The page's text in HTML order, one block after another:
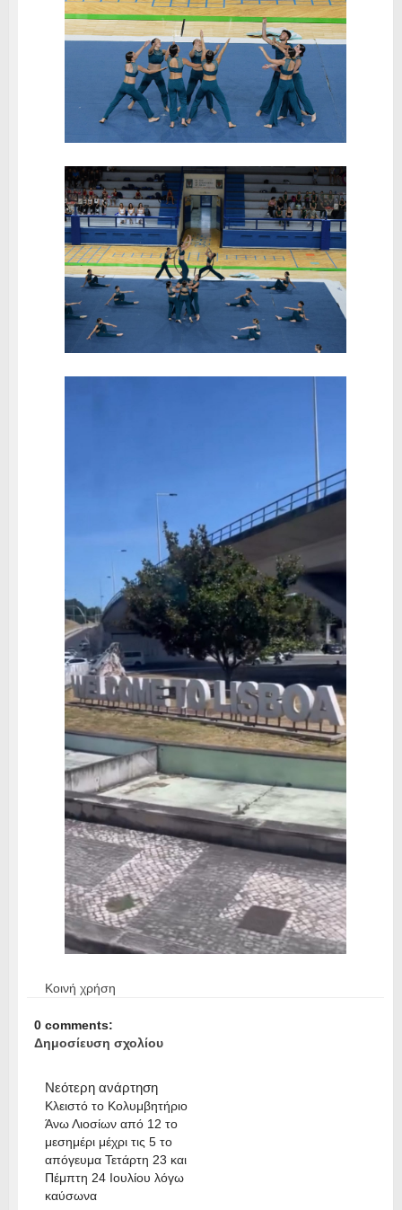
Κοινή χρήση
0 comments:
Δημοσίευση σχολίου
Νεότερη ανάρτηση
Κλειστό το Κολυμβητήριο
Άνω Λιοσίων από 12 το
μεσημέρι μέχρι τις 5 το
απόγευμα Τετάρτη 23 και
Πέμπτη 24 Ιουλίου λόγω
καύσωνα